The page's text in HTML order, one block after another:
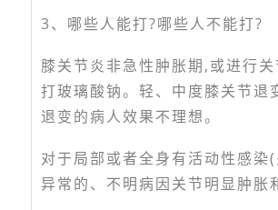
3、哪些人能打?哪些人不能打?
膝关节炎非急性肿胀期,或进行
打玻璃酸钠。轻、中度膝关节退
退变的病人效果不理想。
对于局部或者全身有活动性感
异常的、不明病因关节明显肿胀